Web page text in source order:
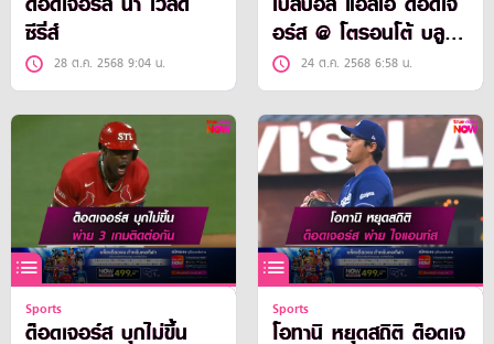
ซีรี่ส์
28 ต.ค. 2568 9:04 น.
อร์ส @ โตรอนโต้ บลู
เจย์ส24 ต.ค. 2568 6:58 น.
Sports
ด็อดเจอร์ส บุกไม่ขึ้น
Sports
โอทานิ หยุดสถิติ ด็อดเจ